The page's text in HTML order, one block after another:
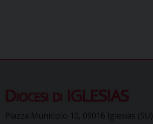
Diocesi di IGLESIAS
Piazza Municipio 10, 09016 Iglesias (SU)